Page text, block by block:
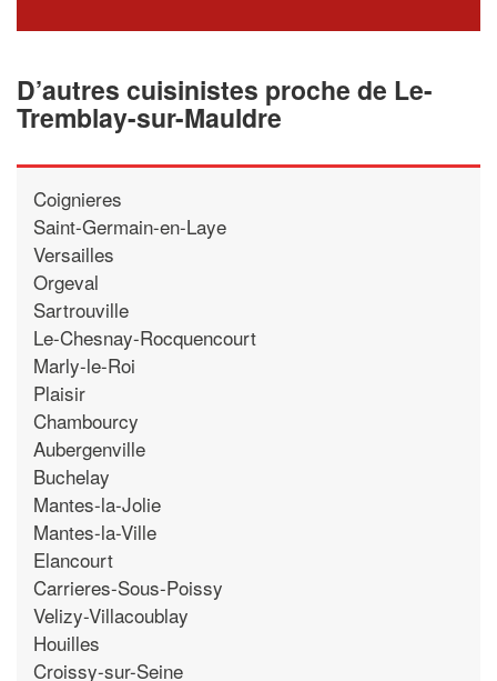
D’autres cuisinistes proche de Le-
Tremblay-sur-Mauldre
Coignieres
Saint-Germain-en-Laye
Versailles
Orgeval
Sartrouville
Le-Chesnay-Rocquencourt
Marly-le-Roi
Plaisir
Chambourcy
Aubergenville
Buchelay
Mantes-la-Jolie
Mantes-la-Ville
Elancourt
Carrieres-Sous-Poissy
Velizy-Villacoublay
Houilles
Croissy-sur-Seine